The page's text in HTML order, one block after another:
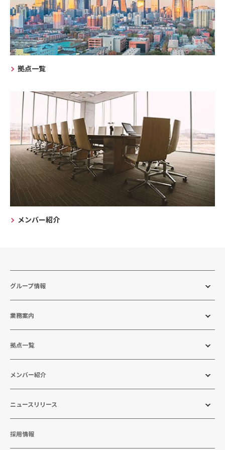
拠点一覧
メンバー紹介
グループ情報
業務案内
拠点一覧
メンバー紹介
ニュースリリース
採用情報